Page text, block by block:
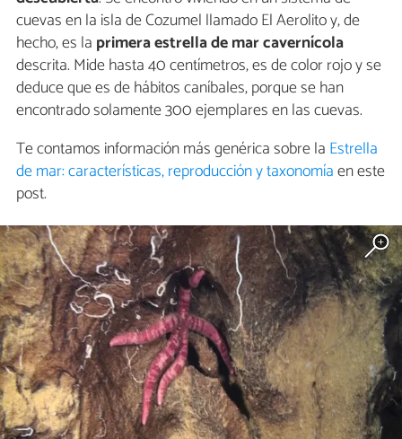
cuevas en la isla de Cozumel llamado El Aerolito y, de
hecho, es la primera estrella de mar cavernícola
descrita. Mide hasta 40 centímetros, es de color rojo y se
deduce que es de hábitos caníbales, porque se han
encontrado solamente 300 ejemplares en las cuevas.
Te contamos información más genérica sobre la Estrella
de mar: características, reproducción y taxonomíaen este
post.